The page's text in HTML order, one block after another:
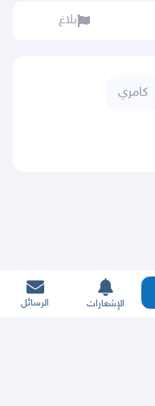
بلاغ
كامري
الإشعارات الرسائل